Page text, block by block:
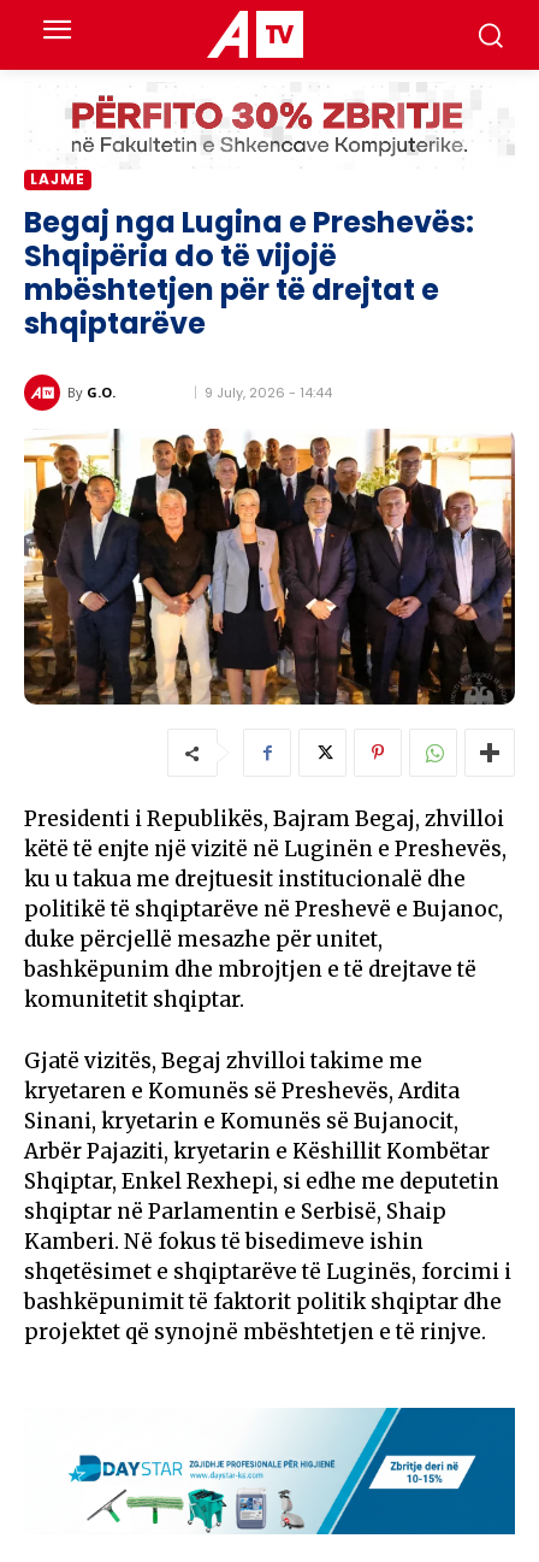
LAJME
Begaj nga Lugina e Preshevës:
Shqipëria do të vijojë
mbështetjen për të drejtat e
shqiptarëve
By G.O. 9 July, 2026 - 14:44
Presidenti i Republikës, Bajram Begaj, zhvilloi
këtë të enjte një vizitë në Luginën e Preshevës,
ku u takua me drejtuesit institucionalë dhe
politikë të shqiptarëve në Preshevë e Bujanoc,
duke përcjellë mesazhe për unitet,
bashkëpunim dhe mbrojtjen e të drejtave të
komunitetit shqiptar.
Gjatë vizitës, Begaj zhvilloi takime me
kryetaren e Komunës së Preshevës, Ardita
Sinani, kryetarin e Komunës së Bujanocit,
Arbër Pajaziti, kryetarin e Këshillit Kombëtar
Shqiptar, Enkel Rexhepi, si edhe me deputetin
shqiptar në Parlamentin e Serbisë, Shaip
Kamberi. Në fokus të bisedimeve ishin
shqetësimet e shqiptarëve të Luginës, forcimi i
bashkëpunimit të faktorit politik shqiptar dhe
projektet që synojnë mbështetjen e të rinjve.